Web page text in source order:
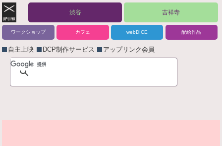
渋谷 吉祥寺
ワークショップ カフェ webDICE 配給作品
自主上映 DCP制作サービス アップリンク会員